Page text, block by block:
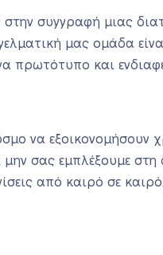
συγγραφή μιας
μας ομάδα
πρωτότυπο και
να εξοικονομήσουν
σας εμπλέξουμε στη
από καιρό σε